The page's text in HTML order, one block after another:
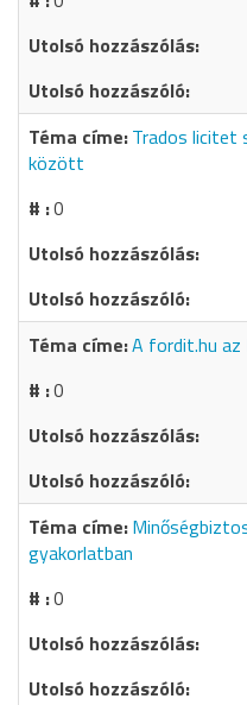
Trados licitet
között
0
A fordit.hu az
0
gyakorlatban
0